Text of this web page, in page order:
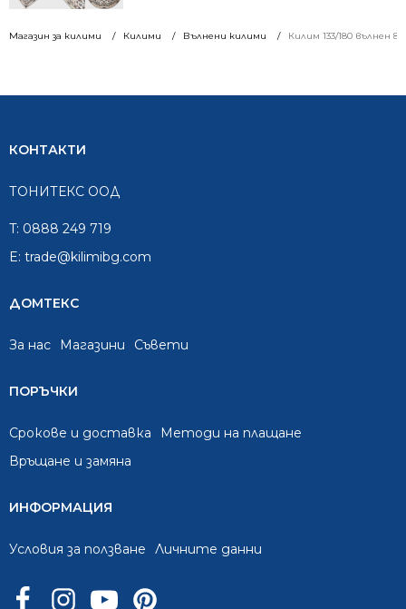
Магазин за килими Килими Вълнени килими Килим 133/180 вълнен
КОНТАКТИ
ТОНИТЕКС ООД
T: 0888 249 719
E: trade@kilimibg.com
ДОМТЕКС
За нас Mагазини Съвети
ПОРЪЧКИ
Срокове и доставка
Методи на плащане
Връщане и замяна
ИНФОРМАЦИЯ
Условия за ползване Личните данни